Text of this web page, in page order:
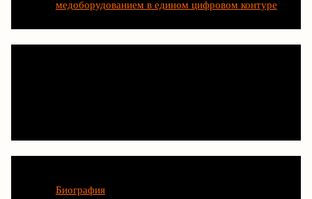
медоборудованием в едином цифровом контуре
Биография